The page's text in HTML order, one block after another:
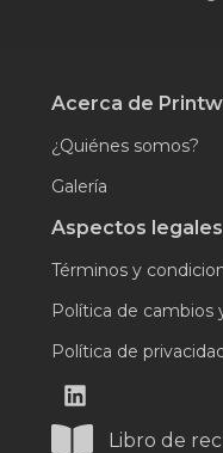
Acerca de
¿Quiénes somos?
Galería
Aspectos legales
Términos y
Política de cambios
Política de
Libro de